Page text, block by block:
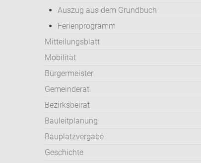
Auszug aus dem Grundbuch
Ferienprogramm
Mitteilungsblatt
Mobilität
Bürgermeister
Gemeinderat
Bezirksbeirat
Bauleitplanung
Bauplatzvergabe
Geschichte